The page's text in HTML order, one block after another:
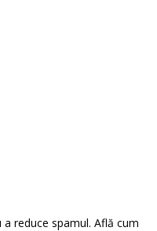
reduce spamul. Află cum